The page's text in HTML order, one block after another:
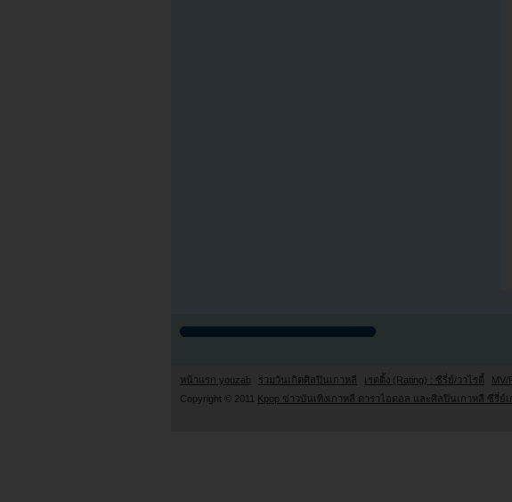
หน้าแรก youzab รวมวันเกิดศิลปินเกาหลี เรตติ้ง (Rating) : ซีรี่ย์/วาไรตี้ MV/
Copyright © 2011 Kpop ข่าวบันเทิงเกาหลี ดาราไอดอล และศิลปินเกาหลี ซีรี่ย์